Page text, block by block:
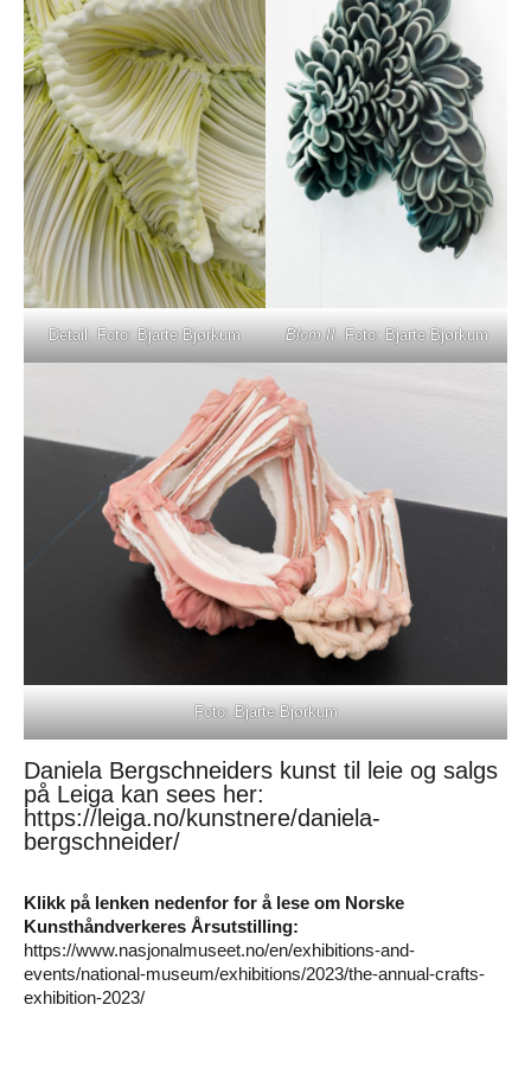
Detail. Foto: Bjarte Bjørkum Blom II. Foto: Bjarte Bjørkum
Foto: Bjarte Bjørkum
Daniela Bergschneiders kunst til leie og salgs
på Leiga kan sees her:
https://leiga.no/kunstnere/daniela-
bergschneider/
Klikk på lenken nedenfor for å lese om Norske
Kunsthåndverkeres Årsutstilling:
https://www.nasjonalmuseet.no/en/exhibitions-and-
events/national-museum/exhibitions/2023/the-annual-crafts-
exhibition-2023/